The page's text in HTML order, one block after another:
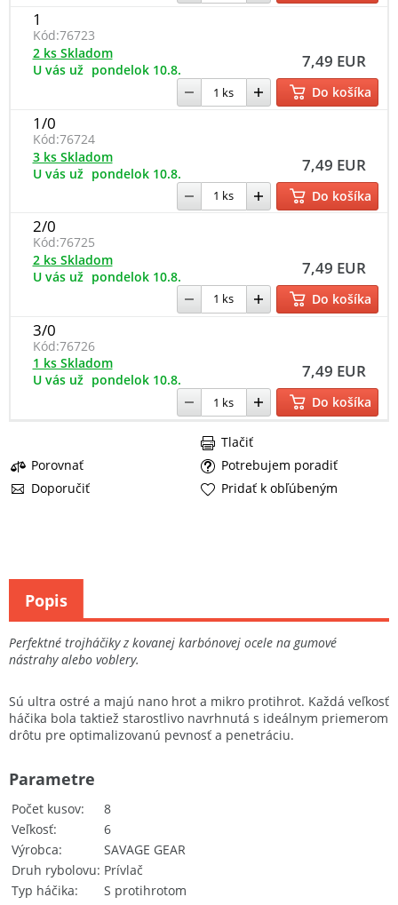
1
Kód:76723
7,49 EUR
2 ks Skladom
U vás už pondelok 10.8.
Do košíka
1/0
Kód:76724
7,49 EUR
3 ks Skladom
U vás už pondelok 10.8.
Do košíka
2/0
Kód:76725
7,49 EUR
2 ks Skladom
U vás už pondelok 10.8.
Do košíka
3/0
Kód:76726
7,49 EUR
1 ks Skladom
U vás už pondelok 10.8.
Do košíka
Porovnať
Potrebujem poradiť
Doporučiť
Tlačiť
Pridať k obľúbeným
Perfektné trojháčiky z kovanej karbónovej ocele na gumové
nástrahy alebo voblery.
Sú ultra ostré a majú nano hrot a mikro protihrot. Každá veľkosť
háčika bola taktiež starostlivo navrhnutá s ideálnym priemerom
drôtu pre optimalizovanú pevnosť a penetráciu.
Počet kusov
8
Veľkosť
6
Výrobca
SAVAGE GEAR
Druh rybolovu Prívlač
Typ háčika
S protihrotom
Parametre
Popis